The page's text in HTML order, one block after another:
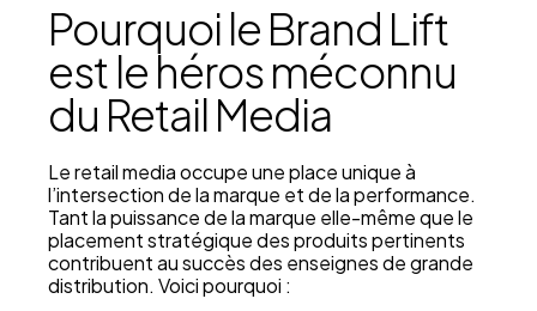
Pourquoi le Brand Lift
est le héros méconnu
du Retail Media
Le retail media occupe une place unique à
l’intersection de la marque et de la performance.
Tant la puissance de la marque elle-même que le
placement stratégique des produits pertinents
contribuent au succès des enseignes de grande
distribution. Voici pourquoi :